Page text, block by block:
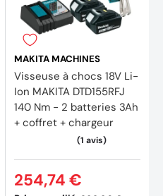
MAKITA MACHINES
Visseuse à chocs 18V Li-
Ion MAKITA DTD155RFJ
140 Nm - 2 batteries 3Ah
+ coffret + chargeur
254,74 €